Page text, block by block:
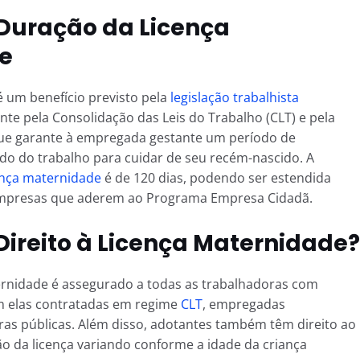
da Licença
um benefício previsto pela legislação trabalhista
pela Consolidação das Leis do Trabalho (CLT) e pela
garante à empregada gestante um período de
do trabalho para cuidar de seu recém-nascido. A
maternidadeé de 120 dias, podendo ser estendida
que aderem ao Programa Empresa Cidadã.
à Licença Maternidade?
é assegurado a todas as trabalhadoras com
elas contratadas em regime CLT, empregadas
públicas. Além disso, adotantes também têm direito ao
da licença variando conforme a idade da criança